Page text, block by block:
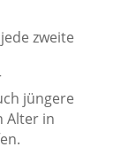
zweite
jüngere
Alter in